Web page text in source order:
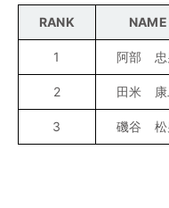
RANK NAME
1 阿部 忠
2 田米 康
3 磯谷 松